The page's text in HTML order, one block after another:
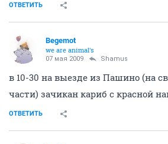
ОТВЕТИТЬ
Begemot
we are animal's
07 мая 2009 Shamus
в 10-30 на выезде из Пашино (на
части) зачикан кариб с красной
ОТВЕТИТЬ